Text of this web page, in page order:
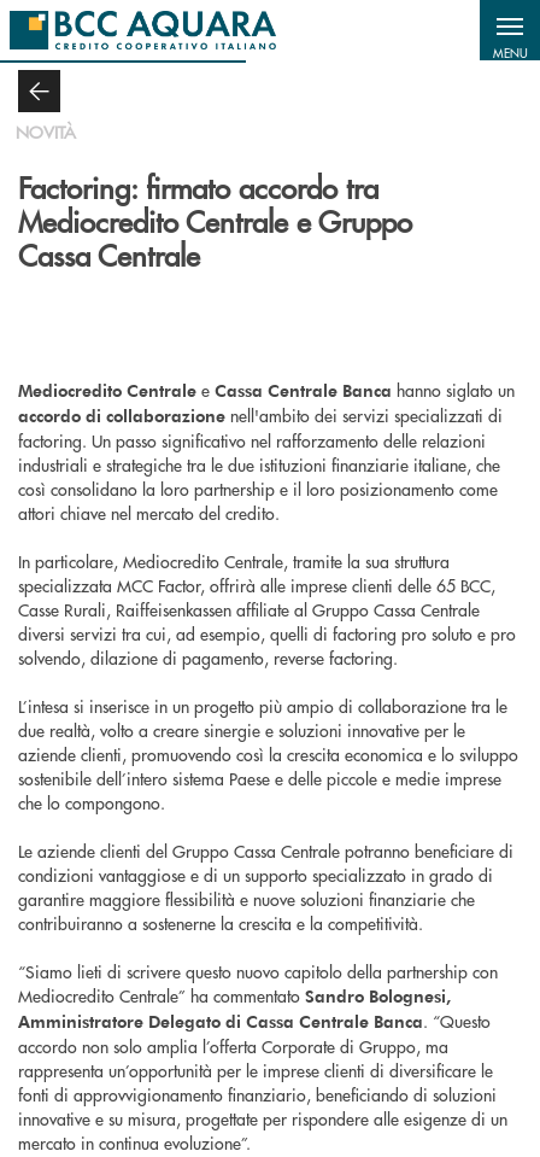
Salta al contenuto principale
MENU
NOVITÀ
Factoring: firmato accordo tra
Mediocredito Centrale e Gruppo
Cassa Centrale
Mediocredito Centrale e Cassa Centrale Banca hanno siglato un
accordo di collaborazione nell'ambito dei servizi specializzati di
factoring. Un passo significativo nel rafforzamento delle relazioni
industriali e strategiche tra le due istituzioni finanziarie italiane, che
così consolidano la loro partnership e il loro posizionamento come
attori chiave nel mercato del credito.
In particolare, Mediocredito Centrale, tramite la sua struttura
specializzata MCC Factor, offrirà alle imprese clienti delle 65 BCC,
Casse Rurali, Raiffeisenkassen affiliate al Gruppo Cassa Centrale
diversi servizi tra cui, ad esempio, quelli di factoring pro soluto e pro
solvendo, dilazione di pagamento, reverse factoring.
L’intesa si inserisce in un progetto più ampio di collaborazione tra le
due realtà, volto a creare sinergie e soluzioni innovative per le
aziende clienti, promuovendo così la crescita economica e lo sviluppo
sostenibile dell’intero sistema Paese e delle piccole e medie imprese
che lo compongono.
Le aziende clienti del Gruppo Cassa Centrale potranno beneficiare di
condizioni vantaggiose e di un supporto specializzato in grado di
garantire maggiore flessibilità e nuove soluzioni finanziarie che
contribuiranno a sostenerne la crescita e la competitività.
“Siamo lieti di scrivere questo nuovo capitolo della partnership con
Mediocredito Centrale” ha commentato Sandro Bolognesi,
Amministratore Delegato di Cassa Centrale Banca. “Questo
accordo non solo amplia l’offerta Corporate di Gruppo, ma
rappresenta un’opportunità per le imprese clienti di diversificare le
fonti di approvvigionamento finanziario, beneficiando di soluzioni
innovative e su misura, progettate per rispondere alle esigenze di un
mercato in continua evoluzione”.